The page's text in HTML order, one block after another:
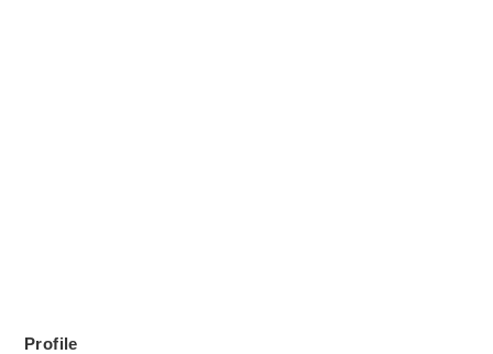
Profile